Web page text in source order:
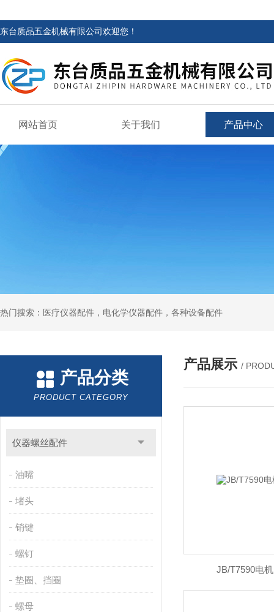
东台质品五金机械有限公司欢迎您！
网站首页 关于我们 产品中心
热门搜索：医疗仪器配件，电化学仪器配件，各种设备配件
产品分类
PRODUCT CATEGORY
仪器螺丝配件
油嘴
堵头
销键
螺钉
垫圈、挡圈
螺母
产品展示 /
JB/T7590电